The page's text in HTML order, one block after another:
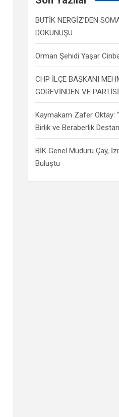
BUTİK NERGİZ’DEN
DOKUNUŞU
Orman Şehidi Yaşar
CHP İLÇE BAŞKANI
GÖREVİNDEN VE
Kaymakam Zafer Oktay:
Birlik ve Beraberlik
BİK Genel Müdürü Çay,
Buluştu